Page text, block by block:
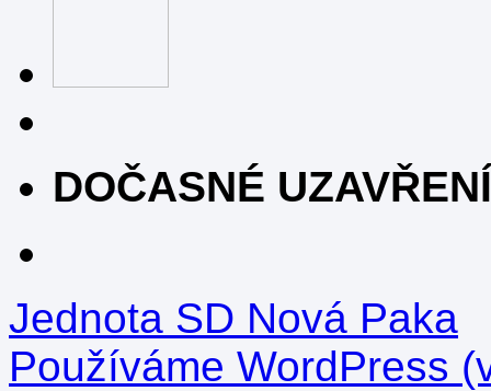
DOČASNÉ
Jednota SD Nová Paka
Používáme WordPress